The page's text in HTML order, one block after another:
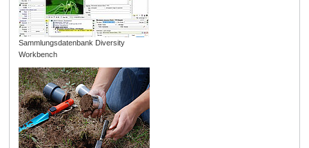
Sammlungsdatenbank Diversity
Workbench